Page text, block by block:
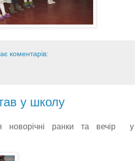
коментарів:
у школу
новорічні ранки та вечір у